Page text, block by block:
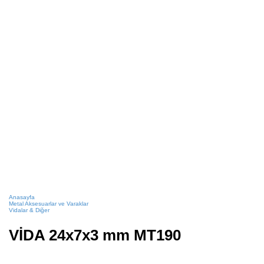
Anasayfa
Metal Aksesuarlar ve Varaklar
Vidalar & Diğer
VİDA 24x7x3 mm MT190